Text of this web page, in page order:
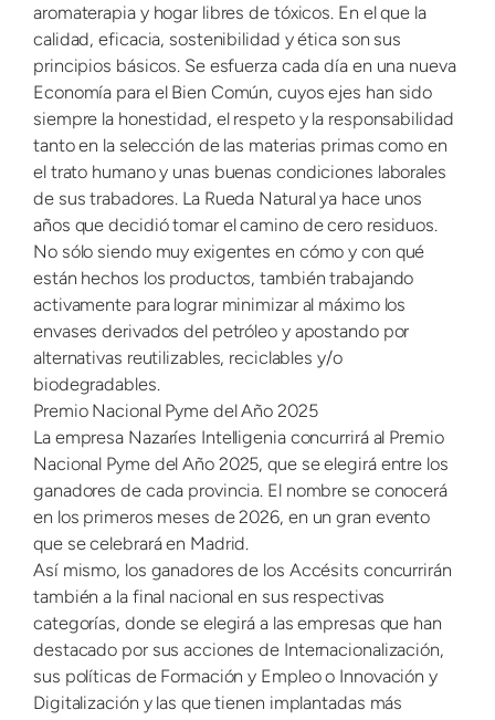
aromaterapia y hogar libres de tóxicos. En el que la
calidad, eficacia, sostenibilidad y ética son sus
principios básicos. Se esfuerza cada día en una nueva
Economía para el Bien Común, cuyos ejes han sido
siempre la honestidad, el respeto y la responsabilidad
tanto en la selección de las materias primas como en
el trato humano y unas buenas condiciones laborales
de sus trabadores. La Rueda Natural ya hace unos
años que decidió tomar el camino de cero residuos.
No sólo siendo muy exigentes en cómo y con qué
están hechos los productos, también trabajando
activamente para lograr minimizar al máximo los
envases derivados del petróleo y apostando por
alternativas reutilizables, reciclables y/o
biodegradables.
Premio Nacional Pyme del Año 2025
La empresa Nazaríes Intelligenia concurrirá al Premio
Nacional Pyme del Año 2025, que se elegirá entre los
ganadores de cada provincia. El nombre se conocerá
en los primeros meses de 2026, en un gran evento
que se celebrará en Madrid.
Así mismo, los ganadores de los Accésits concurrirán
también a la final nacional en sus respectivas
categorías, donde se elegirá a las empresas que han
destacado por sus acciones de Internacionalización,
sus políticas de Formación y Empleo o Innovación y
Digitalización y las que tienen implantadas más